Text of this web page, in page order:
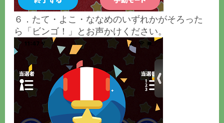
６．たて・よこ・ななめのいずれかがそろった
ら「ビンゴ！」とお声かけください。